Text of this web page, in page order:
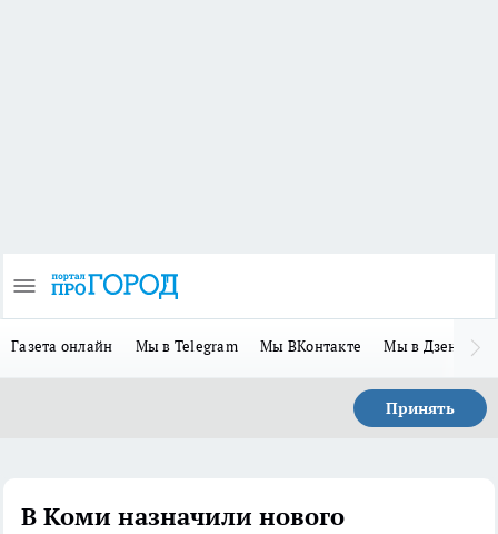
Газета онлайн Мы в Telegram Мы ВКонтакте Мы в Дзене
Принять
В Коми назначили нового